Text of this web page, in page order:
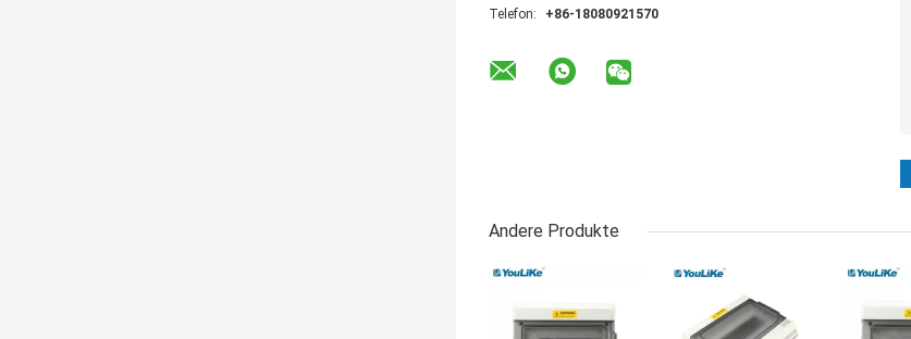
Telefon:
+86-18080921570
Andere Produkte